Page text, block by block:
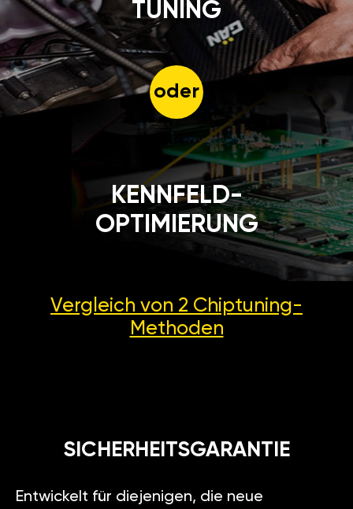
TUNING
oder
KENNFELD-
OPTIMIERUNG
Vergleich von 2 Chiptuning-
Methoden
SICHERHEITSGARANTIE
Entwickelt für diejenigen, die neue